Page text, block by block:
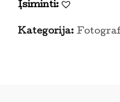
Įsiminti:
Kategorija: